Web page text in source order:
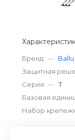
Бренд — Ballu
Защитная
Серия — T
Базовая
Набор